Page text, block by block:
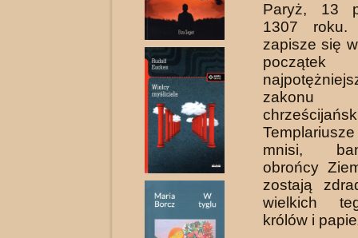
Paryż, 13
1307 roku.
zapisze się
zakonu
mnisi,
obrońcy
zostają
wielkich
królów i